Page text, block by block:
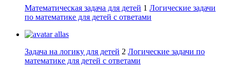
Математическая задача для детей 1 Логические задачи
по математике для детей с ответами
allas
Задача на логику для детей 2 Логические задачи по
математике для детей с ответами